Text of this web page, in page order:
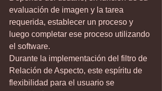
evaluación de imagen y la tarea
requerida, establecer un proceso y
luego completar ese proceso utilizando
el software.
Durante la implementación del filtro de
Relación de Aspecto, este espíritu de
flexibilidad para el usuario se